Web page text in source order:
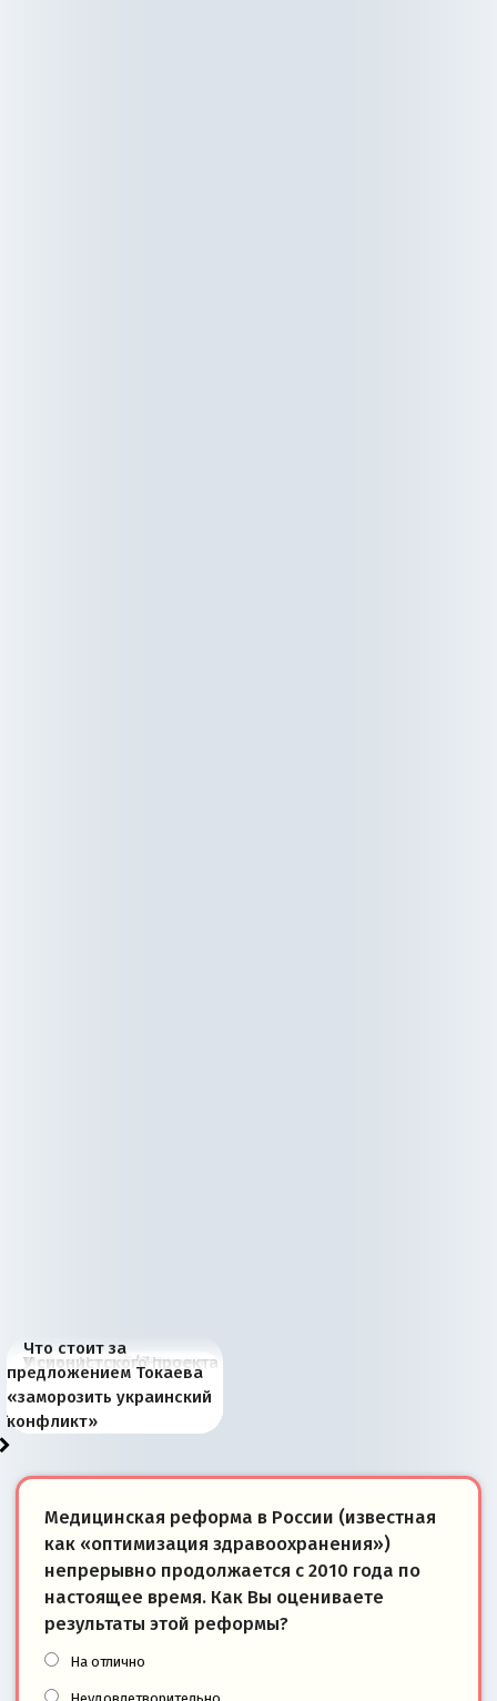
В России назрели
перемены: 15 шагов к
суверенной экономике
Миграционный пожар
Европы
Россия начинает
сбрасывать балласт
Анкориджа
Россия зимой 1904
года: первые уступки во
внутренней политике
Русская нация вчера и
сегодня
Почему правый крах в
Варшаве не поможет её
отношениям с Россией?
Место Науру / Науэро в
современной истории
Южной Осетии
У сионистского проекта
появилось украинское
измерение
Что стоит за
предложением Токаева
«заморозить украинский
конфликт»
Медицинская реформа в России (известная
как «оптимизация здравоохранения»)
непрерывно продолжается с 2010 года по
настоящее время. Как Вы оцениваете
результаты этой реформы?
На отлично